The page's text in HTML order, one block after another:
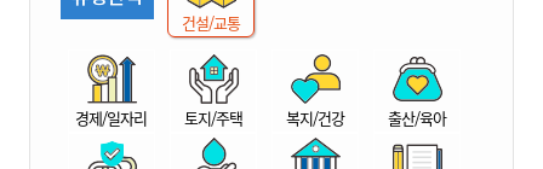
시
산
건설/교통
경제/일자리 토지/주택 복지/건강 출산/육아